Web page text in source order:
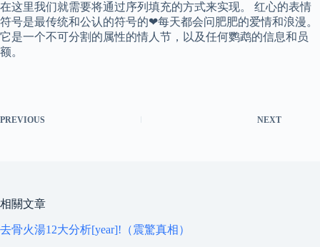
在这里我们就需要将通过序列填充的方式来实现。 红心的表情
符号是最传统和公认的符号的❤每天都会问肥肥的爱情和浪漫。
它是一个不可分割的属性的情人节，以及任何鹦鹉的信息和员
额。
PREVIOUS NEXT
相關文章
去骨火湯12大分析[year]!（震驚真相）